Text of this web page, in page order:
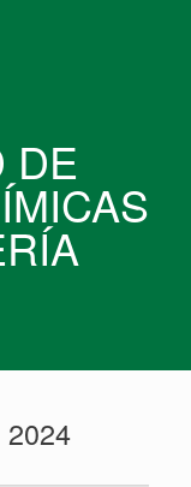
DE
2024